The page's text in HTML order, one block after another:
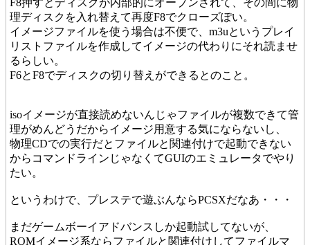
F8押すとディスクが内部的にオープンされて、その間に物
理ディスクを入れ替えて再度F8でクローズぽい。
イメージファイルを使う場合は不便で、m3uというプレイ
リストファイルを作成してイメージの代わりにそれ読ませ
るらしい。
F6とF8でディスクの切り替えができるとのこと。
isoイメージが直接読めないんじゃファイルが複数できて管
理がめんどうだからイメージ用意する気にならないし、
物理CDでの実行だとファイルと関連付けで起動できない
からコマンドラインじゃなくてGUIのエミュレータでやり
たい。
というわけで、プレステで遊ぶんならPCSXだなあ・・・
まだゲームボーイアドバンスしか起動試してないが、
ROMイメージ系ならファイルと関連付けしてファイルマ